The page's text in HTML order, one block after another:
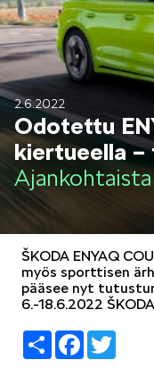
2.6.2022
Odotettu
kiertueella –
ŠKODA ENYAQ
myös sporttisen
pääsee nyt
6.-18.6.2022
ShareFacebook